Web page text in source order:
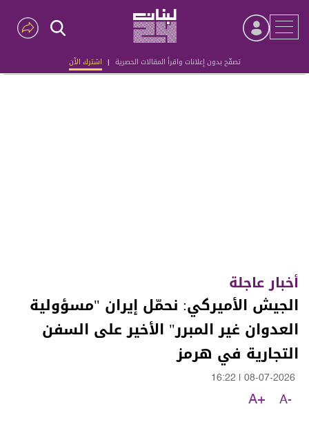
تصفّح بدون إعلانات واقرأ المقالات الحصرية | اشترك الآن
Advertisement
أخبار عاجلة
‏الجيش الأميركي: نحمّل إيران "مسؤولية
العدوان غير المبرر" الأخير على السفن
التجارية في هرمز
08-07-2026
16:22
A-
A+